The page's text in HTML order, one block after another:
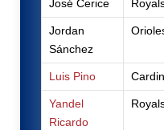
José Cerice
Jordan
Sánchez
Luis Pino
Yandel
Ricardo